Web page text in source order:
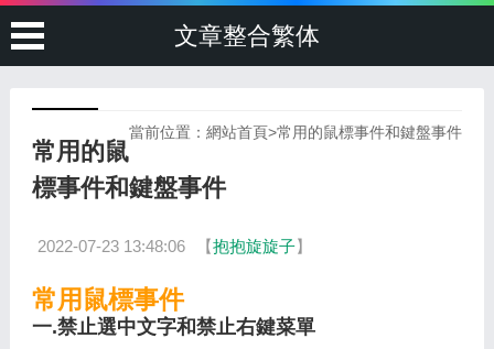
文章整合繁体
當前位置：網站首頁>常用的鼠標事件和鍵盤事件
常用的鼠
標事件和鍵盤事件
2022-07-23 13:48:06 【抱抱旋旋子】
常用鼠標事件
一.禁止選中文字和禁止右鍵菜單